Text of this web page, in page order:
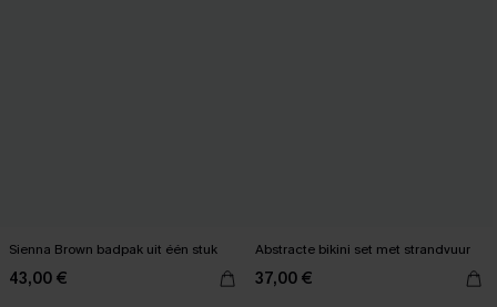
Sienna Brown badpak uit één stuk
43,00 €
Abstracte bikini set met strandvuur
37,00 €